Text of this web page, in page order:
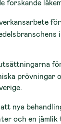
forskande
prövningar
nya
och en